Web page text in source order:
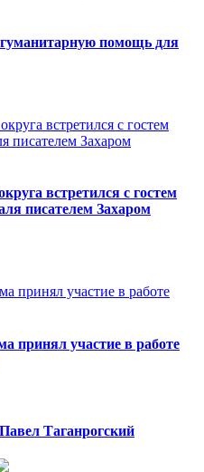
гуманитарную помощь для
встретился с гостем
писателем Захаром
принял участие в работе
Таганрогский